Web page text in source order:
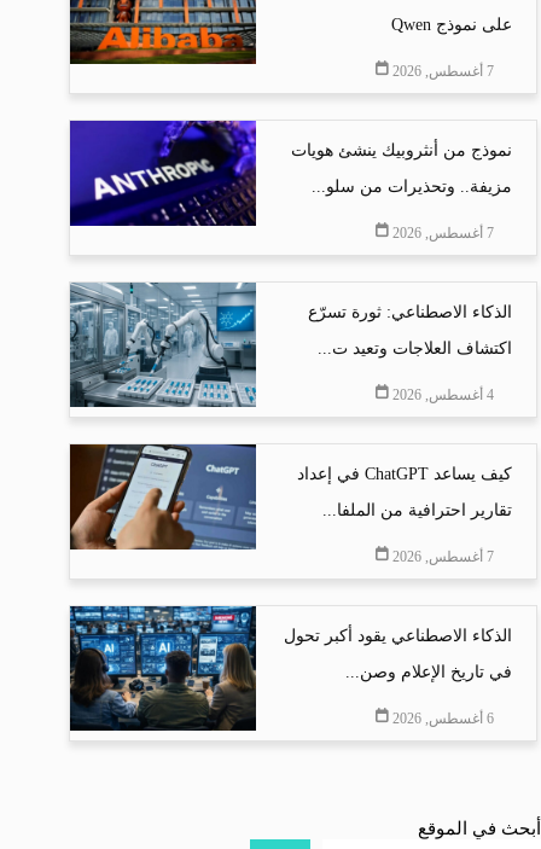
على نموذج Qwen
7 أغسطس, 2026
نموذج من أنثروبيك ينشئ هويات
مزيفة.. وتحذيرات من سلو...
7 أغسطس, 2026
الذكاء الاصطناعي: ثورة تسرّع
اكتشاف العلاجات وتعيد ت...
4 أغسطس, 2026
كيف يساعد ChatGPT في إعداد
تقارير احترافية من الملفا...
7 أغسطس, 2026
الذكاء الاصطناعي يقود أكبر تحول
في تاريخ الإعلام وصن...
6 أغسطس, 2026
أبحث في الموقع